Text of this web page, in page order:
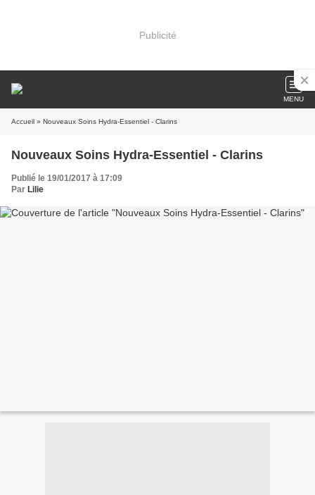
Publicité
MENU
Accueil » Nouveaux Soins Hydra-Essentiel - Clarins
Nouveaux Soins Hydra-Essentiel - Clarins
Publié le 19/01/2017 à 17:09
Par Lilie